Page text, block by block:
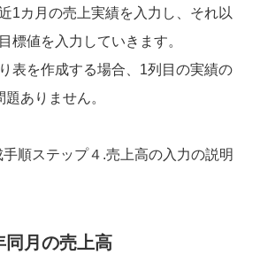
1カ月の売上実績を入力し、それ以
標値を入力していきます。
表を作成する場合、1列目の実績の
ありません。
同月の売上高